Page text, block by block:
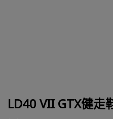
LD40 VII GTX健走